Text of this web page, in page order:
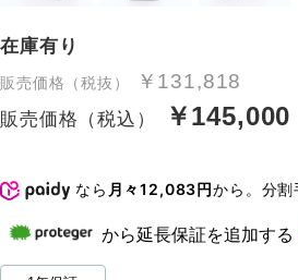
在庫有り
販売価格（税抜） ￥131,818
販売価格（税込） ￥145,000
なら 月々12,083円から。分